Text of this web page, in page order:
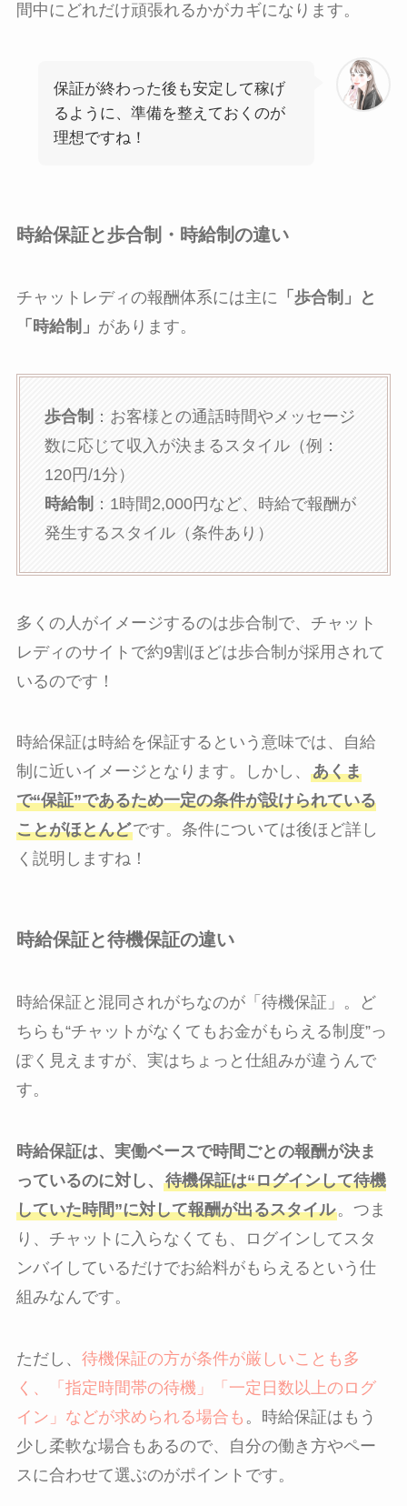
間中にどれだけ頑張れるかがカギになります。
保証が終わった後も安定して稼げ
るように、準備を整えておくのが
理想ですね！
時給保証と歩合制・時給制の違い
チャットレディの報酬体系には主に 「歩合制」と
「時給制」 があります。
歩合制 ：お客様との通話時間やメッセージ
数に応じて収入が決まるスタイル（例：
120円/1分）
時給制 ：1時間2,000円など、時給で報酬が
発生するスタイル（条件あり）
多くの人がイメージするのは歩合制で、チャット
レディのサイトで約9割ほどは歩合制が採用されて
いるのです！
時給保証は時給を保証するという意味では、自給
制に近いイメージとなります。しかし、 あくま
で“保証”であるため一定の条件が設けられている
ことがほとんどです。条件については後ほど詳し
く説明しますね！
時給保証と待機保証の違い
時給保証と混同されがちなのが「待機保証」。ど
ちらも“チャットがなくてもお金がもらえる制度”っ
ぽく見えますが、実はちょっと仕組みが違うんで
す。
時給保証は、実働ベースで時間ごとの報酬が決ま
っているのに対し、 待機保証は“ログインして待機
していた時間”に対して報酬が出るスタイル。つま
り、チャットに入らなくても、ログインしてスタ
ンバイしているだけでお給料がもらえるという仕
組みなんです。
ただし、 待機保証の方が条件が厳しいことも多
く、「指定時間帯の待機」「一定日数以上のログ
イン」などが求められる場合も 。時給保証はもう
少し柔軟な場合もあるので、自分の働き方やペー
スに合わせて選ぶのがポイントです。